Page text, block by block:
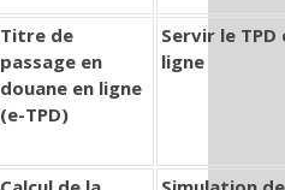
Titre de
passage en
douane en ligne
(e-TPD)
Servir le TPD
ligne